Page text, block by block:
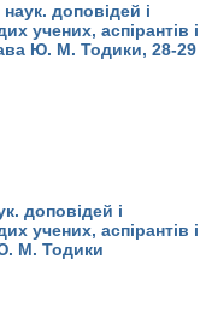
наук. доповідей і
учених, аспірантів і
Ю. М. Тодики, 28-29
доповідей і
учених, аспірантів і
М. Тодики